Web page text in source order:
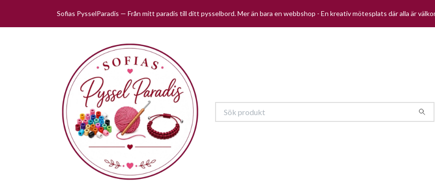
Sofias PysselParadis — Från mitt paradis till ditt pysselbord. Mer än bara en webbshop - En kreativ mötesplats där alla är